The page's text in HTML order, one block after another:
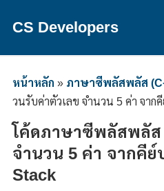
CS Developers
หน้าหลัก » ภาษาซีพลัสพลัส
วนรับค่าตัวเลข จำนวน 5 ค่า จาก
โค้ดภาษาซีพลัสพลัส
จำนวน 5 ค่า จากคีย์
Stack